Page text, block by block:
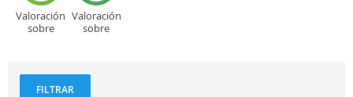
Valoración
sobre
Valoración
sobre
FILTRAR